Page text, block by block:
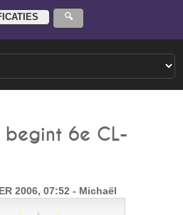
begint 6e CL-
2006, 07:52 - Michaël